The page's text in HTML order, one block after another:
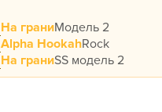
На граниМодель 2
Alpha HookahRock
На граниSS модель 2